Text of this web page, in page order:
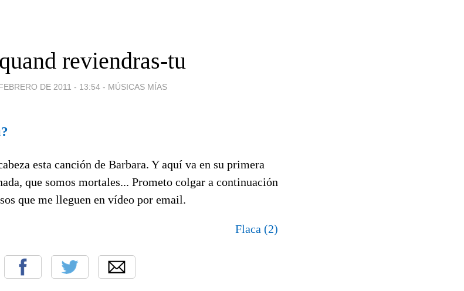
reviendras-tu
DE 2011 - 13:54 - MÚSICAS MÍAS
esta canción de Barbara. Y aquí va en su primera
que somos mortales... Prometo colgar a continuación
que me lleguen en vídeo por email.
Flaca (2)